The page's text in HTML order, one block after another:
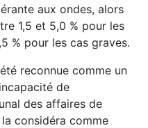
aux ondes, alors
1,5 et 5,0 % pour les
% pour les cas graves.
reconnue comme un
de
des affaires de
considéra comme